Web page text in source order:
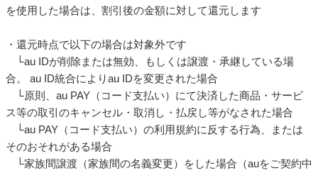
を使用した場合は、割引後の金額に対して還元します
・還元時点で以下の場合は対象外です
└au IDが削除または無効、もしくは譲渡・承継している場
合。 au ID統合によりau IDを変更された場合
└原則、au PAY（コード支払い）にて決済した商品・サービ
ス等の取引のキャンセル・取消し・払戻し等がなされた場合
└au PAY（コード支払い）の利用規約に反する行為、または
そのおそれがある場合
└家族間譲渡（家族間の名義変更）をした場合（auをご契約中